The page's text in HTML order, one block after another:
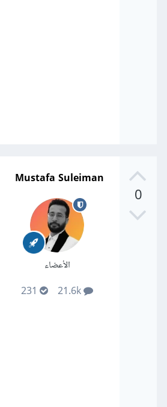
0
Mustafa Suleiman
الأعضاء